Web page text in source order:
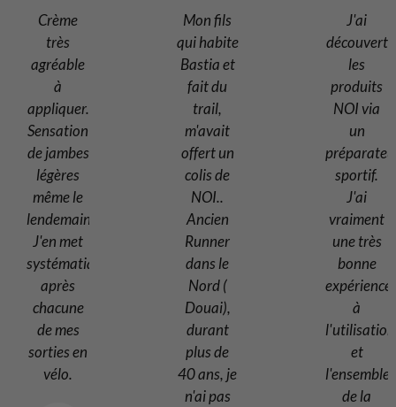
Crème
très
agréable
à
appliquer.
Sensation
de jambes
légères
même le
lendemain.
J'en met
systématiquement
après
chacune
de mes
sorties en
vélo.
Mon fils
qui habite
Bastia et
fait du
trail,
m'avait
offert un
colis de
NOI..
Ancien
Runner
dans le
Nord (
Douai),
durant
plus de
40 ans, je
n'ai pas
J'ai
découvert
les
produits
NOI via
un
sportif.
J'ai
vraiment
une très
bonne
expérience
à
l'utilisation
et
l'ensemble
de la